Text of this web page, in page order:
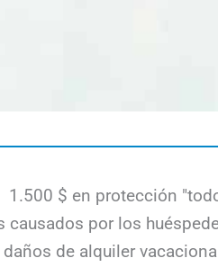
1.500 $ en protección
por los
de alquiler